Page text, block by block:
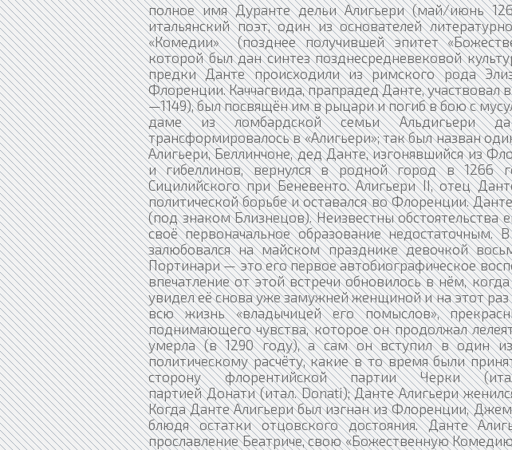
полное имя Дуранте дельи Алигьери (май/июнь
итальянский поэт, один из основателей
«Комедии» (позднее получившей эпитет
которой был дан синтез позднесредневековой
предки Данте происходили из римского рода
Флоренции. Каччагвида, прапрадед Данте, участвовал
—1149), был посвящён им в рыцари и погиб в бою с
даме из ломбардской семьи Альдигьери
трансформировалось в «Алигьери»; так был назван
Алигьери, Беллинчоне, дед Данте, изгонявшийся из
и гибеллинов, вернулся в родной город в 1266
Сицилийского при Беневенто. Алигьери II, отец
политической борьбе и оставался во Флоренции.
(под знаком Близнецов). Неизвестны обстоятельства
своё первоначальное образование недостаточным.
залюбовался на майском празднике девочкой
Портинари — это его первое автобиографическое
впечатление от этой встречи обновилось в нём,
увидел её снова уже замужней женщиной и на этот раз
всю жизнь «владычицей его помыслов»,
поднимающего чувства, которое он продолжал
умерла (в 1290 году), а сам он вступил в один
политическому расчёту, какие в то время были
сторону флорентийской партии Черки
партией Донати (итал. Donati); Данте Алигьери
Когда Данте Алигьери был изгнан из Флоренции,
блюдя остатки отцовского достояния. Данте
прославление Беатриче, свою «Божественную